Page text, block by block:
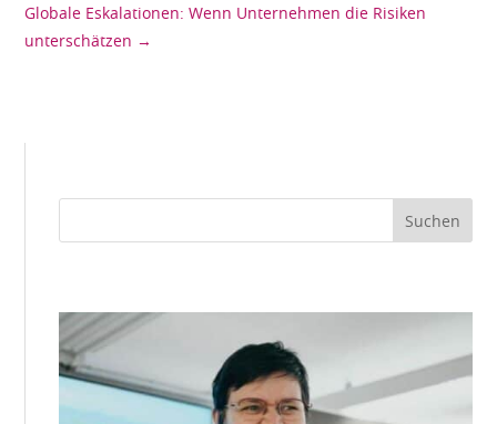
Globale Eskalationen: Wenn Unternehmen die Risiken
unterschätzen →